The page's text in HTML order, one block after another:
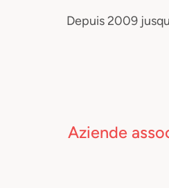
Depuis 2009
Aziende